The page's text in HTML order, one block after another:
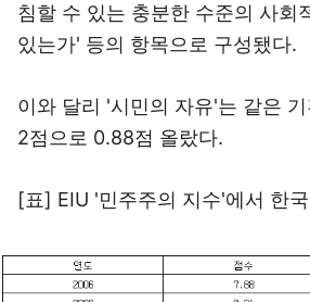
침할 수 있는 충분한 수준의 사회
있는가' 등의 항목으로 구성됐다.
이와 달리 '시민의 자유'는 같은
2점으로 0.88점 올랐다.
[표] EIU '민주주의 지수'에서 한